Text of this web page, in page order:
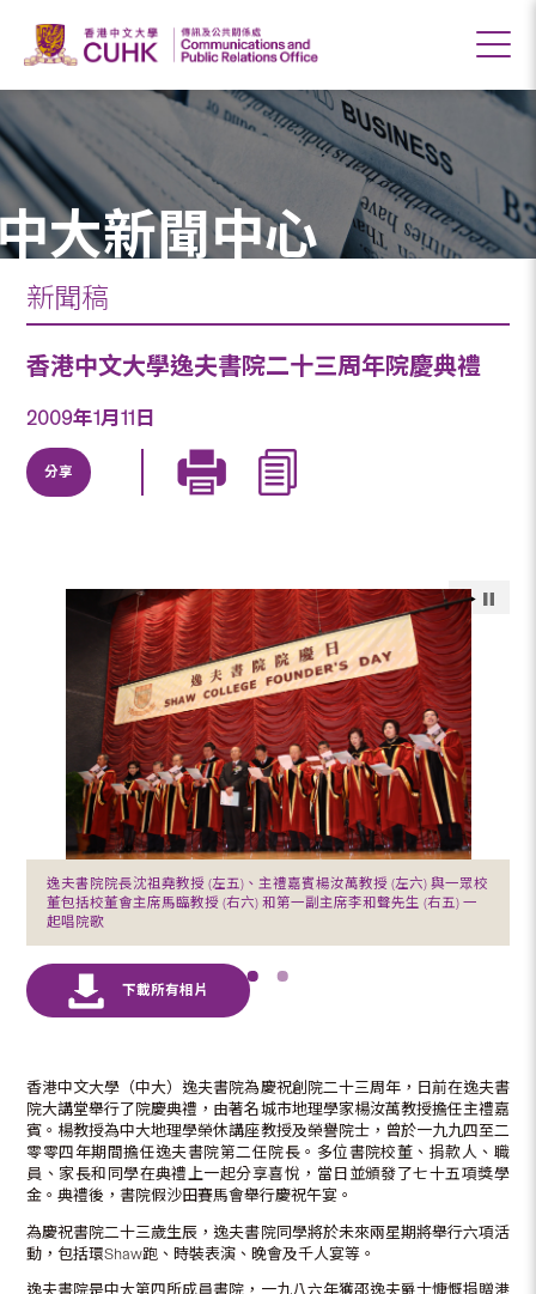
大新聞中心
新聞稿
香港中文大學逸夫書院二十三周年院慶典禮
2009年1月11日
分享
逸夫書院院長沈祖堯教授 (左五)、主禮嘉賓楊汝萬教授 (左六) 與一眾校
董包括校董會主席馬臨教授 (右六) 和第一副主席李和聲先生 (右五) 一
起唱院歌
香港中文大學（中大）逸夫書院為慶祝創院二十三周年，日前在逸夫書
院大講堂舉行了院慶典禮，由著名城市地理學家楊汝萬教授擔任主禮嘉
賓。楊教授為中大地理學榮休講座教授及榮譽院士，曾於一九九四至二
零零四年期間擔任逸夫書院第二任院長。多位書院校董、捐款人、職
員、家長和同學在典禮上一起分享喜悅，當日並頒發了七十五項獎學
金。典禮後，書院假沙田賽馬會舉行慶祝午宴。
為慶祝書院二十三歲生辰，逸夫書院同學將於未來兩星期將舉行六項活
動，包括環Shaw跑、時裝表演、晚會及千人宴等。
逸夫書院是中大第四所成員書院，一九八六年獲邵逸夫爵士慷慨捐贈港